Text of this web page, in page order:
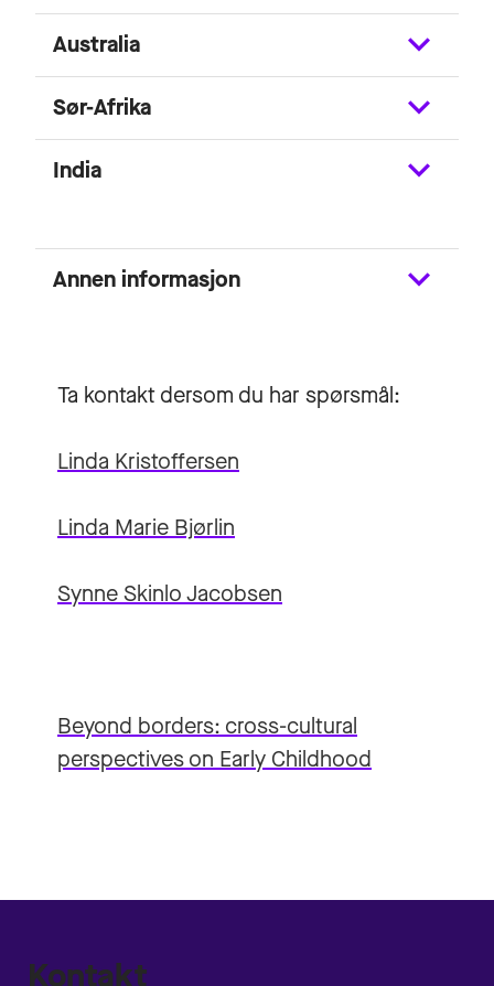
Australia
Sør-Afrika
India
Annen informasjon
Ta kontakt dersom du har spørsmål:
Linda Kristoffersen
Linda Marie Bjørlin
Synne Skinlo Jacobsen
Beyond borders: cross-cultural
perspectives on Early Childhood
Kontakt